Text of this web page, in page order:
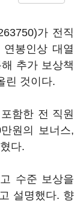
가 전직
봉인상 대열
추가 보상책
린 것이다.
함한 전 직원
원의 보너스,
다.
수준 보상을
설명했다. 향